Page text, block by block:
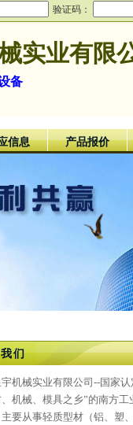
验证码：
实业有限
备
信息 产品报价
们
机械实业有限公司--国家
机械、模具之乡”的南方工
要从事轻质型材（铝、塑